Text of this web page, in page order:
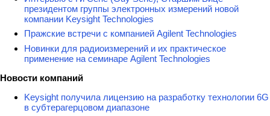
президентом группы электронных измерений новой
компании Keysight Technologies
Пражские встречи с компанией Agilent Technologies
Новинки для радиоизмерений и их практическое
применение на семинаре Agilent Technologies
Новости компаний
Keysight получила лицензию на разработку технологии 6G
в субтерагерцовом диапазоне